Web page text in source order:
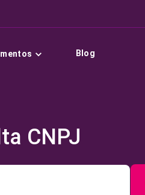
Blog
CNPJ